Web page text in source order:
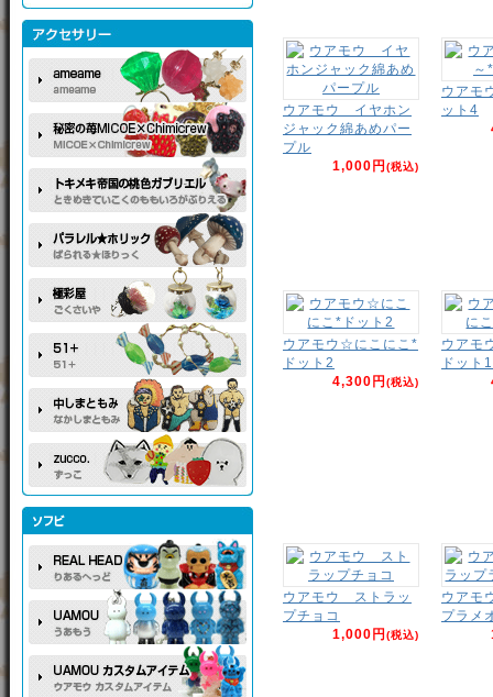
ウアモウ イヤホン
ジャック綿あめパー
プル
1,000円(税込)
ウアモ
ット4
ウアモウ☆にこにこ*
ドット2
4,300円(税込)
ウアモ
ドット1
ウアモウ ストラッ
プチョコ
1,000円(税込)
ウアモ
プラメ